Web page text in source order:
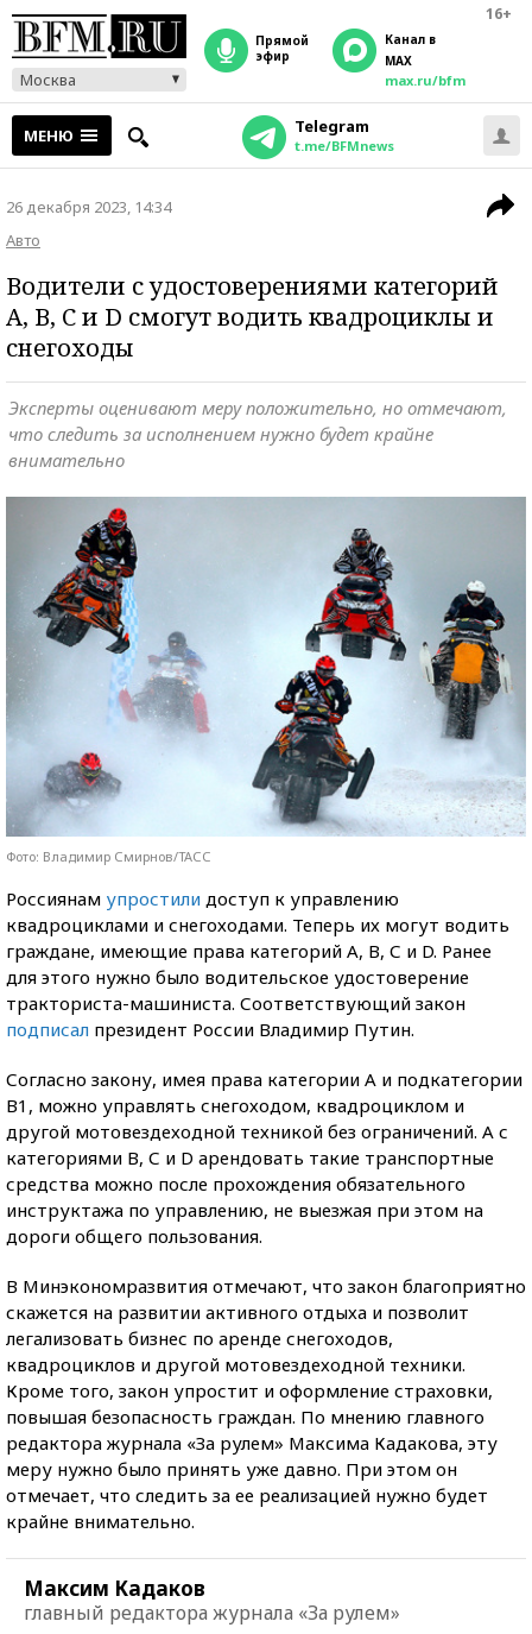
16+
Москва
прямой
эфир
Канал в
MAX
max.ru/bfm
МЕНЮ Telegram
t.me/BFMnews
26 декабря 2023, 14:34
Авто
Водители с удостоверениями категорий
А, B, С и D смогут водить квадроциклы и
снегоходы
Эксперты оценивают меру положительно, но отмечают,
что следить за исполнением нужно будет крайне
внимательно
Фото: Владимир Смирнов/ТАСС
Россиянам упростили доступ к управлению
квадроциклами и снегоходами. Теперь их могут водить
граждане, имеющие права категорий А, B, С и D. Ранее
для этого нужно было водительское удостоверение
тракториста-машиниста. Соответствующий закон
подписал президент России Владимир Путин.
Согласно закону, имея права категории А и подкатегории
В1, можно управлять снегоходом, квадроциклом и
другой мотовездеходной техникой без ограничений. А с
категориями В, С и D арендовать такие транспортные
средства можно после прохождения обязательного
инструктажа по управлению, не выезжая при этом на
дороги общего пользования.
В Минэкономразвития отмечают, что закон благоприятно
скажется на развитии активного отдыха и позволит
легализовать бизнес по аренде снегоходов,
квадроциклов и другой мотовездеходной техники.
Кроме того, закон упростит и оформление страховки,
повышая безопасность граждан. По мнению главного
редактора журнала «За рулем» Максима Кадакова, эту
меру нужно было принять уже давно. При этом он
отмечает, что следить за ее реализацией нужно будет
крайне внимательно.
Максим Кадаков
главный редактора журнала «За рулем»